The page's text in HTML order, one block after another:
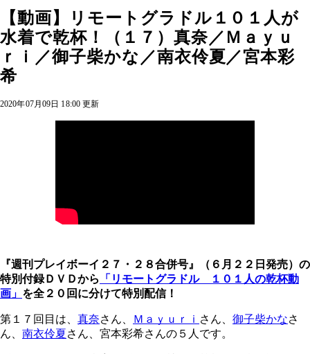
【動画】リモートグラドル１０１人が
水着で乾杯！（１７）真奈／Ｍａｙｕ
ｒｉ／御子柴かな／南衣伶夏／宮本彩
希
2020年07月09日 18:00 更新
『週刊プレイボーイ２７・２８合併号』（６月２２日発売）の
特別付録ＤＶＤから
「リモートグラドル １０１人の乾杯動
画」 を全２０回に分けて特別配信！
第１７回目は、 真奈さん、 Ｍａｙｕｒｉ さん、 御子柴かなさ
ん、 南衣伶夏さん、宮本彩希さんの５人です。